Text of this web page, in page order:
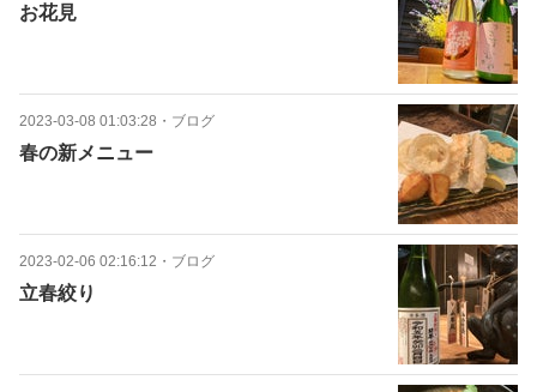
お花見
2023-03-08 01:03:28 ・ ブログ
春の新メニュー
2023-02-06 02:16:12 ・ ブログ
立春絞り